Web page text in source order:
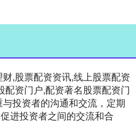
,股票配资资讯,线上股票配资
资门户,配资著名股票配资门
投资者的沟通和交流，定期
进投资者之间的交流和合